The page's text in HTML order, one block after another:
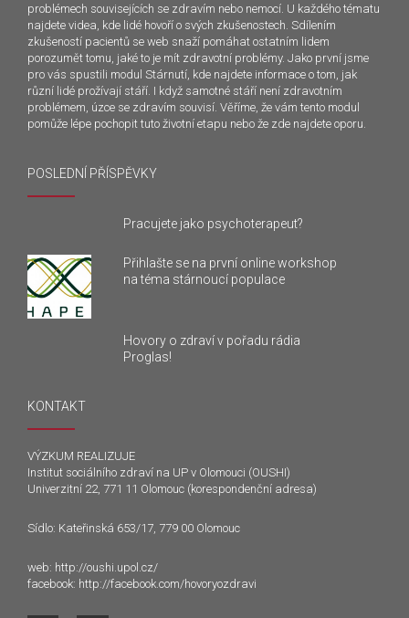
problémech souvisejících se zdravím nebo nemocí. U každého tématu
najdete videa, kde lidé hovoří o svých zkušenostech. Sdílením
zkušeností pacientů se web snaží pomáhat ostatním lidem
porozumět tomu, jaké to je mít zdravotní problémy. Jako první jsme
pro vás spustili modul Stárnutí, kde najdete informace o tom, jak
různí lidé prožívají stáří. I když samotné stáří není zdravotním
problémem, úzce se zdravím souvisí. Věříme, že vám tento modul
pomůže lépe pochopit tuto životní etapu nebo že zde najdete oporu.
POSLEDNÍ PŘÍSPĚVKY
Pracujete jako psychoterapeut?
Přihlašte se na první online workshop
na téma stárnoucí populace
Hovory o zdraví v pořadu rádia
Proglas!
KONTAKT
VÝZKUM REALIZUJE
Institut sociálního zdraví na UP v Olomouci (OUSHI)
Univerzitní 22, 771 11 Olomouc (korespondenční adresa)
Sídlo: Kateřinská 653/17, 779 00 Olomouc
web: http://oushi.upol.cz/
facebook: http://facebook.com/hovoryozdravi